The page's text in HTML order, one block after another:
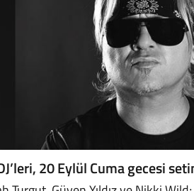
20 Eylül Cuma gecesi